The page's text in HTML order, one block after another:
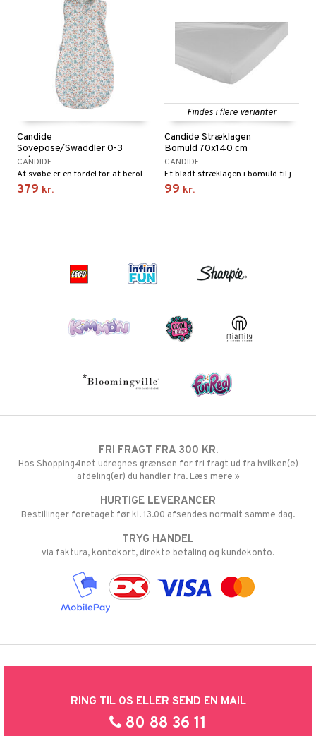
Candide
Sovepose/Swaddler 0-3
mdr.
CANDIDE
At svøbe er en fordel for at berolige urolige, overaktive spædbørn.
379 kr.
Findes i flere varianter
Candide Stræklagen
Bomuld 70x140 cm
CANDIDE
Et blødt stræklagen i bomuld til juniorseng.
99 kr.
FRI FRAGT FRA 300 KR.
Hos Shopping4net udregnes grænsen for fri fragt ud fra hvilken(e)
afdeling(er) du handler fra. Læs mere »
HURTIGE LEVERANCER
Bestillinger foretaget før kl. 13.00 afsendes normalt samme dag.
TRYG HANDEL
via faktura, kontokort, direkte betaling og kundekonto.
RING TIL OS ELLER SEND EN MAIL
80 88 36 11